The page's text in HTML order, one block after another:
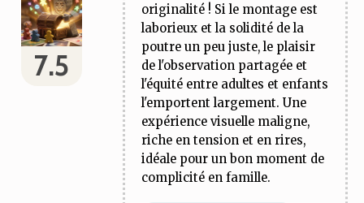
7.5
originalité ! Si le montage est
laborieux et la solidité de la
poutre un peu juste, le plaisir
de l'observation partagée et
l'équité entre adultes et enfants
l'emportent largement. Une
expérience visuelle maligne,
riche en tension et en rires,
idéale pour un bon moment de
complicité en famille.